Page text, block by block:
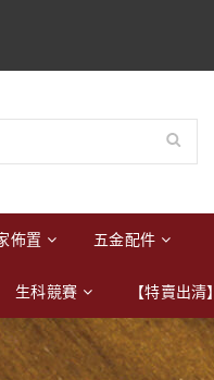
佈置 五金配件
生科競賽 【特賣出清】